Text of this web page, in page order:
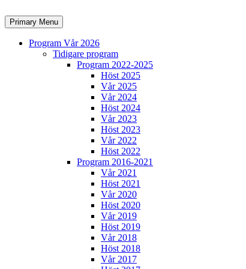
to
content
Search
Primary Menu
Program Vår 2026
Tidigare program
Program 2022-2025
Höst 2025
Vår 2025
Vår 2024
Höst 2024
Vår 2023
Höst 2023
Vår 2022
Höst 2022
Program 2016-2021
Vår 2021
Höst 2021
Vår 2020
Höst 2020
Vår 2019
Höst 2019
Vår 2018
Höst 2018
Vår 2017